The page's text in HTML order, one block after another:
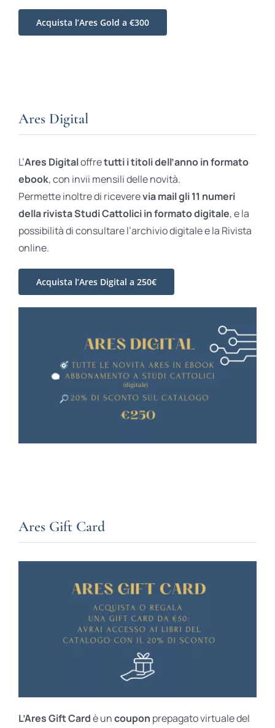
Acquista l’Ares Gold a €300
Ares Digital
L’Ares Digitaloffretutti i titoli dell’anno in formato
ebook, con invii mensili delle novità.
Permette inoltre di riceverevia mail gli 11 numeri
della rivista Studi Cattolici in formato digitale, e la
possibilità di consultare l’archivio digitale e la Rivista
online.
Acquista l’Ares Digital a 250€
Ares Gift Card
L’Ares Gift Cardè uncoupon prepagato virtuale del